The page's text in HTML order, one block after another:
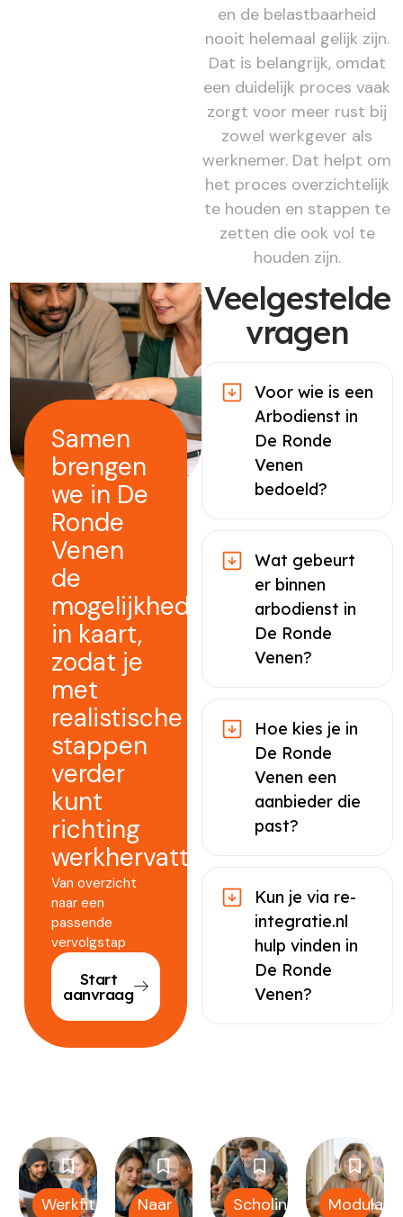
en de belastbaarheid
nooit helemaal gelijk zijn.
Dat is belangrijk, omdat
een duidelijk proces vaak
zorgt voor meer rust bij
zowel werkgever als
werknemer. Dat helpt om
het proces overzichtelijk
te houden en stappen te
zetten die ook vol te
houden zijn.
Samen
brengen
we in De
Ronde
Venen
de
mogelijkheden
in kaart,
zodat je
met
realistische
stappen
verder
kunt
richting
werkhervatting.
Van overzicht
naar een
passende
vervolgstap
Start
aanvraag
Veelgestelde
vragen
Voor wie is een
Arbodienst in
De Ronde
Venen
bedoeld?
Wat gebeurt
er binnen
arbodienst in
De Ronde
Venen?
Hoe kies je in
De Ronde
Venen een
aanbieder die
past?
Kun je via re-
integratie.nl
hulp vinden in
De Ronde
Venen?
Werkfit
Naar
Scholing Modulair